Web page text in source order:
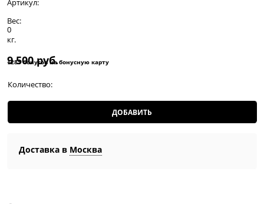
Артикул:
Вес:
0
кг.
9 500 руб.
+285 бонусов на бонусную карту
Количество:
ДОБАВИТЬ
Доставка в Москва